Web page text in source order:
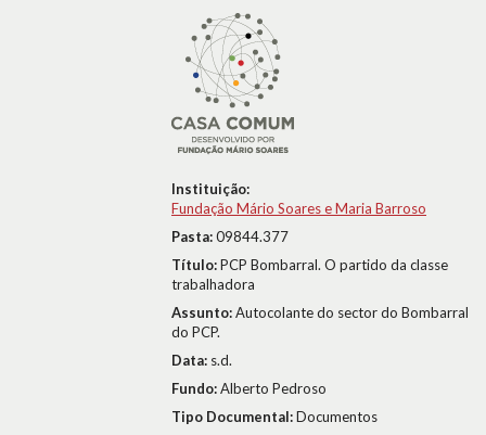
Instituição:
Fundação Mário Soares e Maria Barroso
Pasta:09844.377
Título:PCP Bombarral. O partido da classe
trabalhadora
Assunto:Autocolante do sector do Bombarral
do PCP.
Data: s.d.
Fundo:Alberto Pedroso
Tipo Documental:Documentos